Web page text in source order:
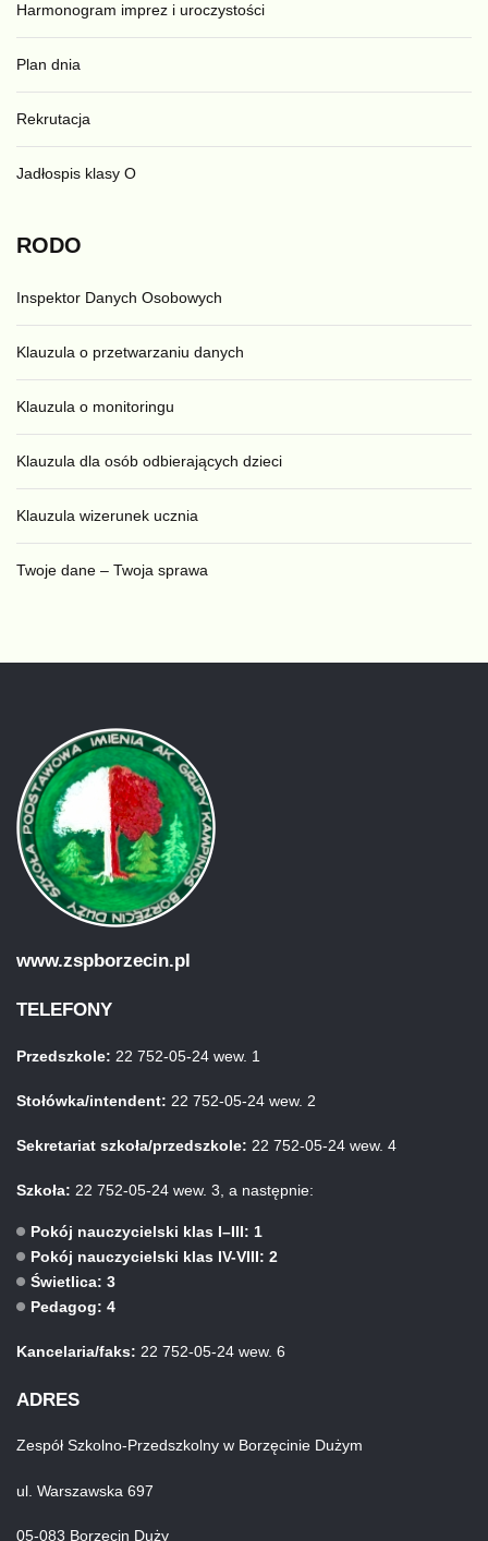
Harmonogram imprez i uroczystości
Plan dnia
Rekrutacja
Jadłospis klasy O
RODO
Inspektor Danych Osobowych
Klauzula o przetwarzaniu danych
Klauzula o monitoringu
Klauzula dla osób odbierających dzieci
Klauzula wizerunek ucznia
Twoje dane – Twoja sprawa
www.zspborzecin.pl
TELEFONY
Przedszkole: 22 752-05-24 wew. 1
Stołówka/intendent: 22 752-05-24 wew. 2
Sekretariat szkoła/przedszkole: 22 752-05-24 wew. 4
Szkoła: 22 752-05-24 wew. 3, a następnie:
Pokój nauczycielski klas I–III: 1
Pokój nauczycielski klas IV-VIII: 2
Świetlica: 3
Pedagog: 4
Kancelaria/faks: 22 752-05-24 wew. 6
ADRES
Zespół Szkolno-Przedszkolny w Borzęcinie Dużym
ul. Warszawska 697
05-083 Borzęcin Duży